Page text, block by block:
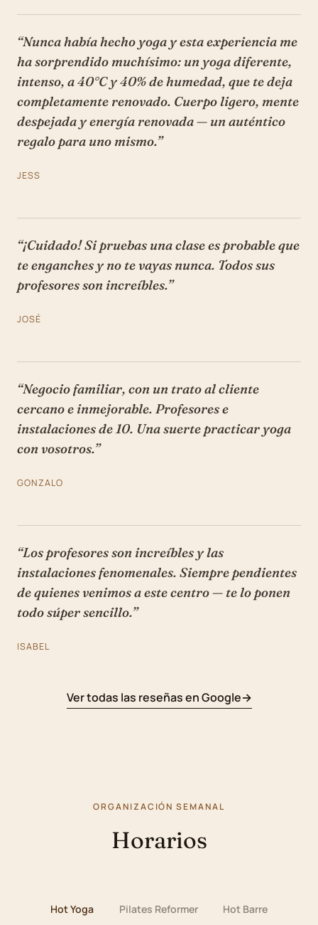
“Nunca había hecho yoga y esta experiencia me
ha sorprendido muchísimo: un yoga diferente,
intenso, a 40°C y 40% de humedad, que te deja
completamente renovado. Cuerpo ligero, mente
despejada y energía renovada — un auténtico
regalo para uno mismo.”
JESS
“¡Cuidado! Si pruebas una clase es probable que
te enganches y no te vayas nunca. Todos sus
profesores son increíbles.”
JOSÉ
“Negocio familiar, con un trato al cliente
cercano e inmejorable. Profesores e
instalaciones de 10. Una suerte practicar yoga
con vosotros.”
GONZALO
“Los profesores son increíbles y las
instalaciones fenomenales. Siempre pendientes
de quienes venimos a este centro — te lo ponen
todo súper sencillo.”
ISABEL
Ver todas las reseñas en Google
ORGANIZACIÓN SEMANAL
Horarios
Hot Yoga Pilates Reformer Hot Barre